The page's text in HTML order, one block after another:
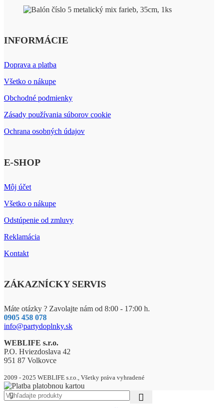
INFORMÁCIE
Doprava a platba
Všetko o nákupe
Obchodné podmienky
Zásady používania súborov cookie
Ochrana osobných údajov
E-SHOP
Môj účet
Všetko o nákupe
Odstúpenie od zmluvy
Reklamácia
Kontakt
ZÁKAZNÍCKY SERVIS
Máte otázky ? Zavolajte nám od 8:00 - 17:00 h.
0905 458 078
info@partydoplnky.sk
WEBLIFE s.r.o.
P.O. Hviezdoslava 42
951 87 Volkovce
2009 - 2025 WEBLIFE s.r.o., Všetky práva vyhradené